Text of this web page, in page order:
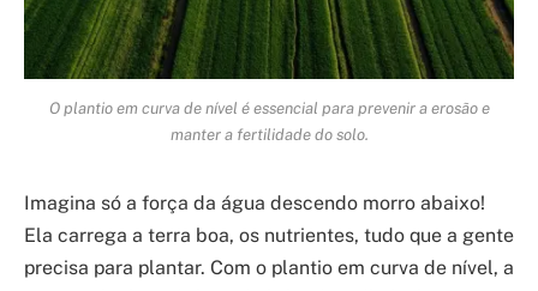
O plantio em curva de nível é essencial para prevenir a erosão e
manter a fertilidade do solo.
Imagina só a força da água descendo morro abaixo!
Ela carrega a terra boa, os nutrientes, tudo que a gente
precisa para plantar. Com o plantio em curva de nível, a